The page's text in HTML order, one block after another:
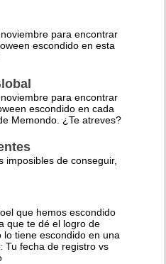
para encontrar
escondido en esta
para encontrar
escondido en cada
Memondo. ¿Te atreves?
imposibles de conseguir,
que hemos escondido
que te dé el logro de
lo tiene escondido en una
Tu fecha de registro vs